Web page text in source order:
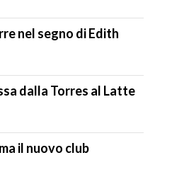
nel segno di Edith
dalla Torres al Latte
il nuovo club